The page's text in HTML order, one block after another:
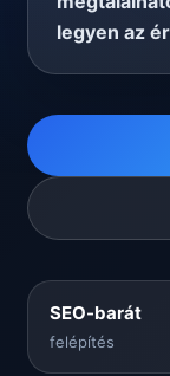
legyen az
SEO-barát
felépítés